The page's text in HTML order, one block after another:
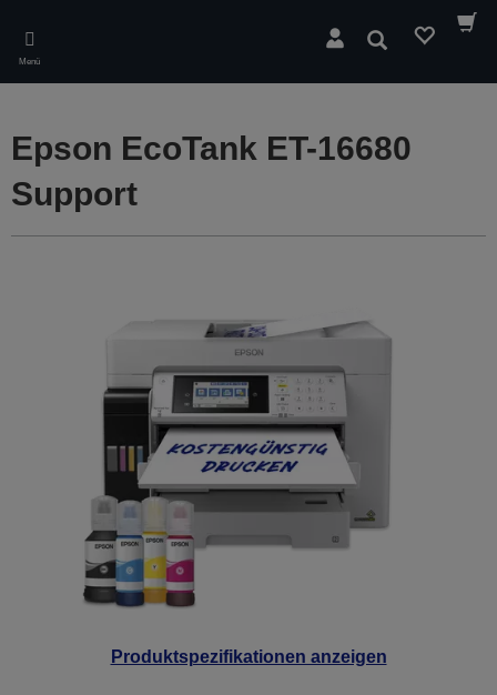
main
content
Menü
Suchen
Produktspezifikationen anzeigen
Epson EcoTank ET-16680
Support